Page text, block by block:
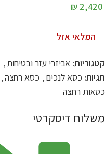
2,420
₪
המלאי אזל
קטגוריות: אביזרי עזר ובטיחות,
תגיות: כסא לנכים, כסא רחצה,
כסאות רחצה
משלוח דיסקרטי